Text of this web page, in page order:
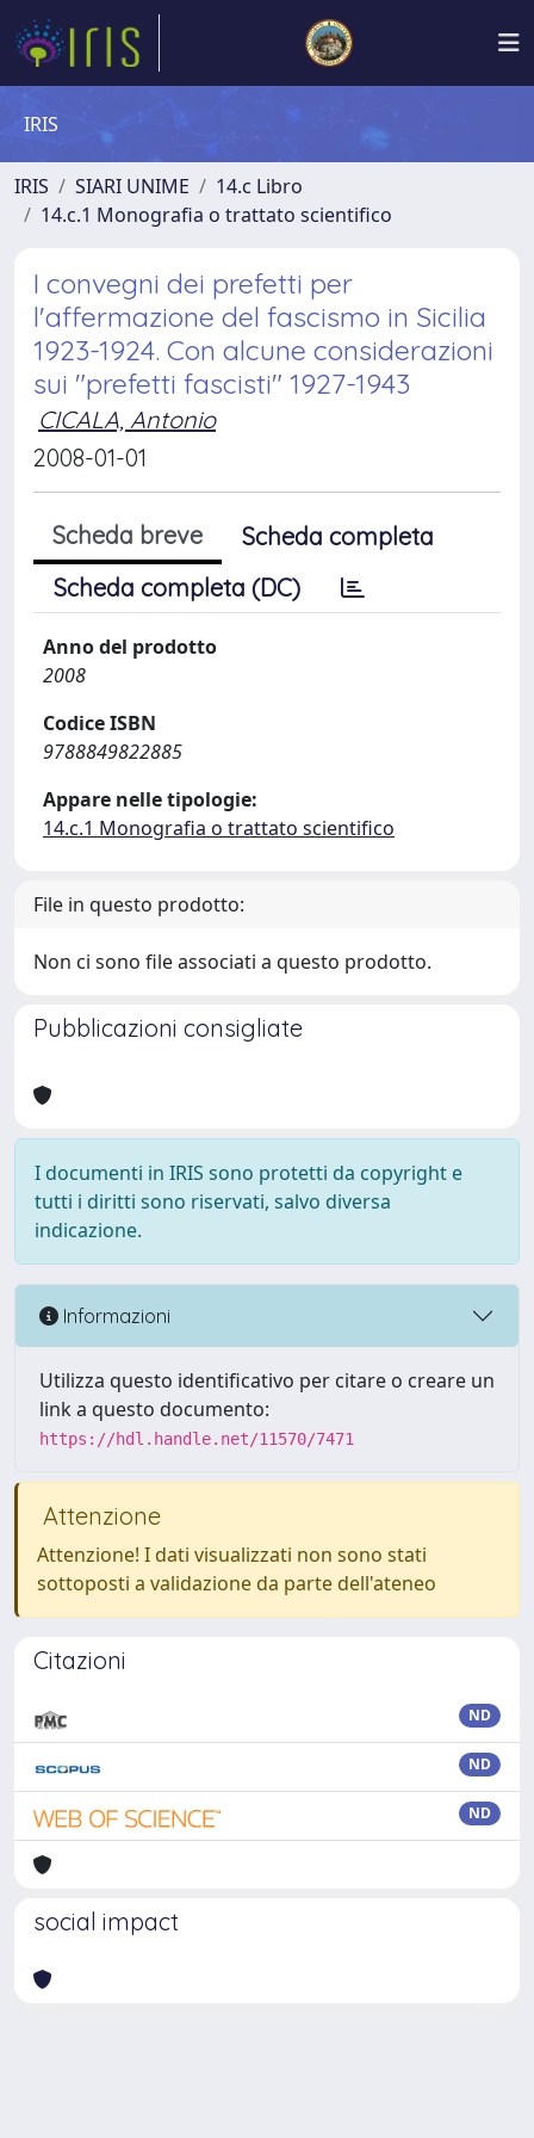
IRIS
IRIS SIARI UNIME
14.c Libro
14.c.1 Monografia o trattato scientifico
I convegni dei prefetti per
l'affermazione del fascismo in Sicilia
1923-1924. Con alcune considerazioni
sui "prefetti fascisti" 1927-1943
CICALA, Antonio
2008-01-01
Scheda breve
Scheda completa
Scheda completa (DC)
Anno del prodotto
2008
Codice ISBN
9788849822885
Appare nelle tipologie:
14.c.1 Monografia o trattato scientifico
File in questo prodotto:
Non ci sono file associati a questo prodotto.
Pubblicazioni consigliate
I documenti in IRIS sono protetti da copyright e
tutti i diritti sono riservati, salvo diversa
indicazione.
Informazioni
Utilizza questo identificativo per citare o creare un
link a questo documento:
https://hdl.handle.net/11570/7471
Attenzione
Attenzione! I dati visualizzati non sono stati
sottoposti a validazione da parte dell'ateneo
Citazioni
ND
ND
ND
social impact